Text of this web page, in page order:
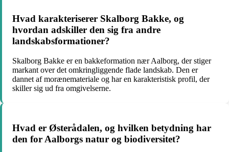
Hvad karakteriserer Skalborg Bakke, og
hvordan adskiller den sig fra andre
landskabsformationer?
Skalborg Bakke er en bakkeformation nær Aalborg, der stiger
markant over det omkringliggende flade landskab. Den er
dannet af morænemateriale og har en karakteristisk profil, der
skiller sig ud fra omgivelserne.
Hvad er Østerådalen, og hvilken betydning har
den for Aalborgs natur og biodiversitet?